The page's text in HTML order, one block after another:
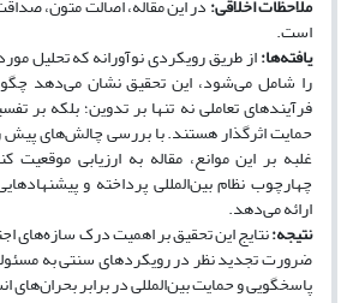
ملاحظات اخلاقی:در این مقاله، اصالت متون،
است.
یافته‌ها:از طریق رویکردی نوآورانه که تحلیل
را شامل می‌شود، این تحقیق نشان می‌دهد
فرآیندهای تعاملی نه­ تنها بر تدوین؛ بلکه بر
حمایت اثرگذار هستند. با بررسی چالش‌های پیش
غلبه بر این موانع، مقاله به ارزیابی
چهارچوب نظام بین‌المللی پرداخته و
ارائه می‌دهد.
نتیجه:نتایج این تحقیق بر اهمیت درک سازه‌های
ضرورت تجدید نظر در رویکردهای سنتی به
پاسخ­گویی و حمایت بین‌المللی در برابر بحران‌های